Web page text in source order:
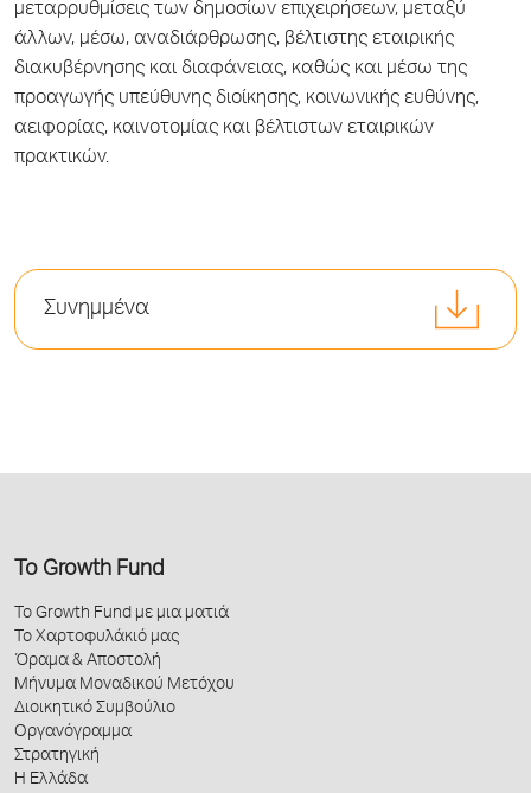
μεταρρυθμίσεις των δημοσίων επιχειρήσεων, μεταξύ
άλλων, μέσω, αναδιάρθρωσης, βέλτιστης εταιρικής
διακυβέρνησης και διαφάνειας, καθώς και μέσω της
προαγωγής υπεύθυνης διοίκησης, κοινωνικής ευθύνης,
αειφορίας, καινοτομίας και βέλτιστων εταιρικών
πρακτικών.
Συνημμένα
Το Growth Fund
Το Growth Fund με μια ματιά
Το Χαρτοφυλάκιό μας
Όραμα & Αποστολή
Μήνυμα Μοναδικού Μετόχου
Διοικητικό Συμβούλιο
Οργανόγραμμα
Στρατηγική
Η Ελλάδα